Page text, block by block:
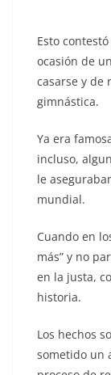
Esto
ocasión de
casarse y de
gimnástica.
Ya era
incluso,
le
mundial.
Cuando en
más” y no
en la justa,
historia.
Los hechos
sometido un